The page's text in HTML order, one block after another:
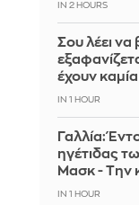
IN 2 HOURS
Σου λέει να
έχουν
IN 1 HOUR
Γαλλία:
ηγέτιδας
Μασκ - Την
IN 1 HOUR